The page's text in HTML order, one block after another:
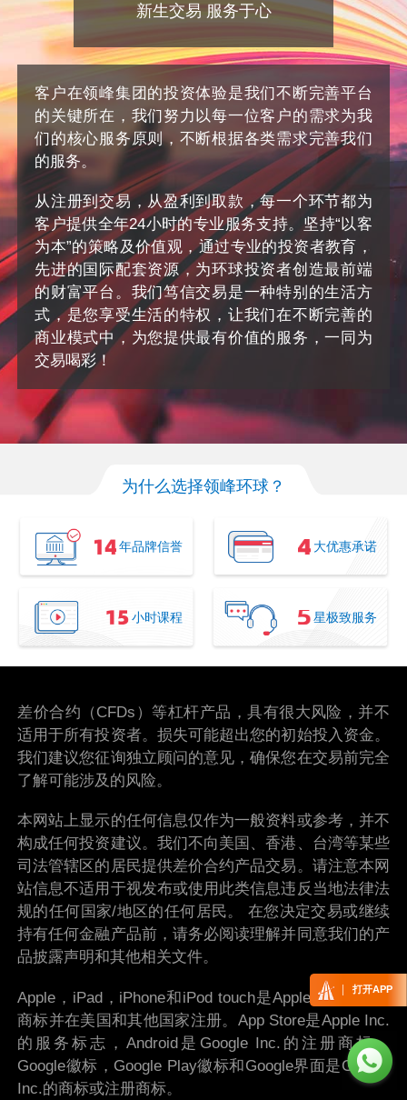
新生交易 服务于心
客户在领峰集团的投资体验是我们不断完善平台
的关键所在，我们努力以每一位客户的需求为我
们的核心服务原则，不断根据各类需求完善我们
的服务。
从注册到交易，从盈利到取款，每一个环节都为
客户提供全年24小时的专业服务支持。坚持“以客
为本”的策略及价值观，通过专业的投资者教育，
先进的国际配套资源，为环球投资者创造最前端
的财富平台。我们笃信交易是一种特别的生活方
式，是您享受生活的特权，让我们在不断完善的
商业模式中，为您提供最有价值的服务，一同为
交易喝彩！
打开APP
为什么选择领峰环球？
年品牌信誉 大优惠承诺
小时课程 星极致服务
差价合约（CFDs）等杠杆产品，具有很大风险，并不
适用于所有投资者。损失可能超出您的初始投入资金。
我们建议您征询独立顾问的意见，确保您在交易前完全
了解可能涉及的风险。
本网站上显示的任何信息仅作为一般资料或参考，并不
构成任何投资建议。我们不向美国、香港、台湾等某些
司法管辖区的居民提供差价合约产品交易。请注意本网
站信息不适用于视发布或使用此类信息违反当地法律法
规的任何国家/地区的任何居民。 在您决定交易或继续
持有任何金融产品前，请务必阅读理解并同意我们的产
品披露声明和其他相关文件。
Apple，iPad，iPhone和iPod touch是Apple Inc.的注册
商标并在美国和其他国家注册。App Store是Apple Inc.
的服务标志，Android是Google Inc.的注册商标。
Google徽标，Google Play徽标和Google界面是Google
Inc.的商标或注册商标。